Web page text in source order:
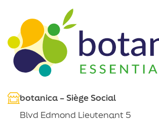
botanica – Siège Social
Blvd Edmond Lieutenant 5